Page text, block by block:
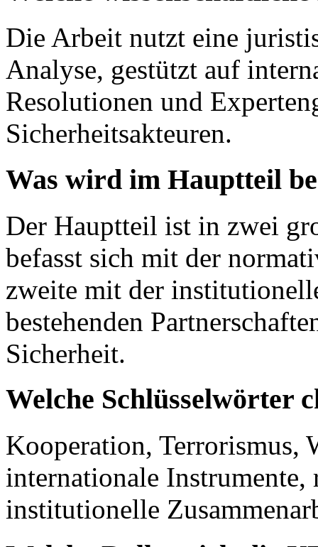
Die Arbeit nutzt eine
Analyse, gestützt auf
Resolutionen und
Sicherheitsakteuren.
Was wird im Hauptteil
Der Hauptteil ist in zwei
befasst sich mit der
zweite mit der
bestehenden
Sicherheit.
Welche Schlüsselwörter
Kooperation, Terrorismus,
internationale Instrumente,
institutionelle